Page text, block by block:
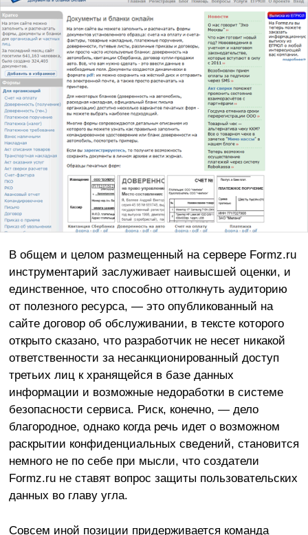
В общем и целом размещенный на сервере Formz.ru
инструментарий заслуживает наивысшей оценки, и
единственное, что способно оттолкнуть аудиторию
от полезного ресурса, — это опубликованный на
сайте договор об обслуживании, в тексте которого
открыто сказано, что разработчик не несет никакой
ответственности за несанкционированный доступ
третьих лиц к хранящейся в базе данных
информации и возможные недоработки в системе
безопасности сервиса. Риск, конечно, — дело
благородное, однако когда речь идет о возможном
раскрытии конфиденциальных сведений, становится
немного не по себе при мысли, что создатели
Formz.ru не ставят вопрос защиты пользовательских
данных во главу угла.
Совсем иной позиции придерживается команда